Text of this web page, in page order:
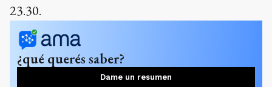
23.30.
¿qué querés saber?
Dame un resumen